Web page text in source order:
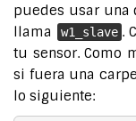
puedes usar una
llama
w1_slave .
tu sensor. Como
si fuera una
lo siguiente: